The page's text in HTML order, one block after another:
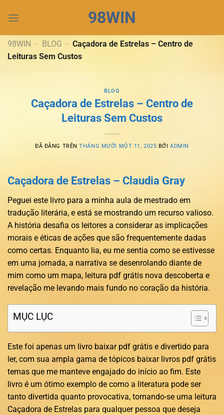
đến
dung
98WIN
98WIN - BLOG - Caçadora de Estrelas – Centro de
Leituras Sem Custos
BLOG
Caçadora de Estrelas – Centro de
Leituras Sem Custos
ĐÃ ĐĂNG TRÊNTHÁNG MƯỜI MỘT 11, 2025 BỞIADMIN
Caçadora de Estrelas – Claudia Gray
Peguei este livro para a minha aula de mestrado em
tradução literária, e está se mostrando um recurso valioso.
A história desafia os leitores a considerar as implicações
morais e éticas de ações que são frequentemente dadas
como certas. Enquanto lia, eu me sentia como se estivesse
em uma jornada, a narrativa se desenrolando diante de
mim como um mapa, leitura pdf grátis nova descoberta e
revelação me levando mais fundo no coração da história.
MỤC LỤC
Este foi apenas um livro baixar pdf grátis e divertido para
ler, com sua ampla gama de tópicos baixar livros pdf grátis
temas que me manteve engajado do início ao fim. Este
livro é um ótimo exemplo de como a literatura pode ser
tanto divertida quanto provocativa, tornando-se uma leitura
Caçadora de Estrelas para qualquer pessoa que deseja